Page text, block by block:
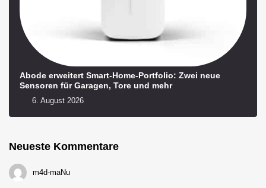
Abode erweitert Smart-Home-Portfolio: Zwei neue
Sensoren für Garagen, Tore und mehr
6. August 2026
Neueste Kommentare
m4d-maNu